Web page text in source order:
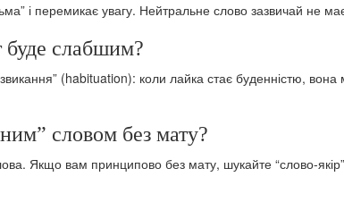
і перемикає увагу. Нейтральне слово зазвичай не
слабшим?
(habituation): коли лайка стає буденністю,
словом без мату?
Якщо вам принципово без мату, шукайте “слово-